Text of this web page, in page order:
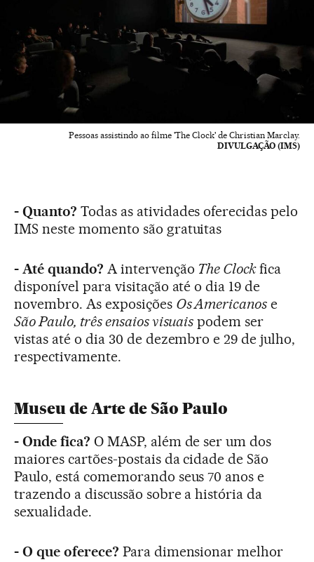
Pessoas assistindo ao filme 'The Clock' de Christian Marclay.
DIVULGAÇÃO (IMS)
- Quanto? Todas as atividades oferecidas pelo
IMS neste momento são gratuitas
- Até quando? A intervenção The Clockfica
disponível para visitação até o dia 19 de
novembro. As exposições Os Americanos e
São Paulo, três ensaios visuais podem ser
vistas até o dia 30 de dezembro e 29 de julho,
respectivamente.
Museu de Arte de São Paulo
- Onde fica? O MASP, além de ser um dos
maiores cartões-postais da cidade de São
Paulo, está comemorando seus 70 anos e
trazendo a discussão sobre a história da
sexualidade.
- O que oferece? Para dimensionar melhor